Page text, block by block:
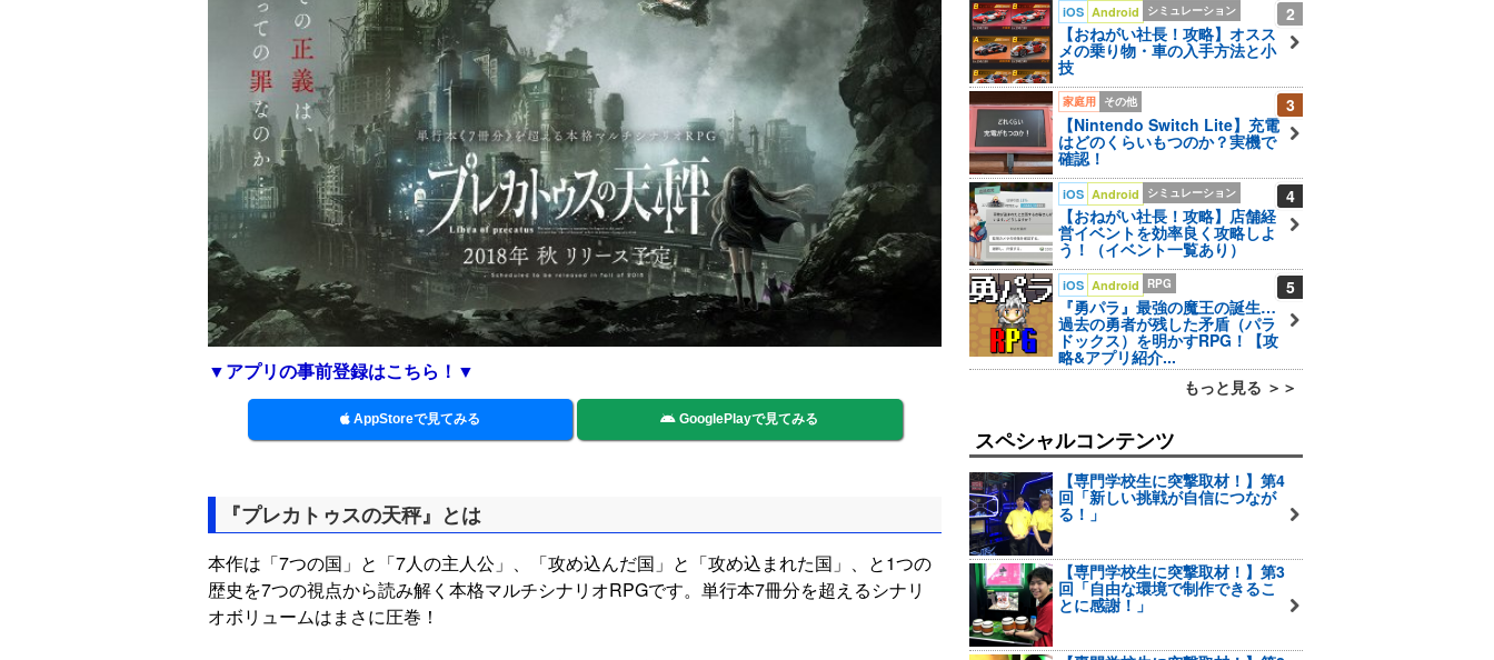
▼アプリの事前登録はこちら！▼
AppStoreで見てみる GooglePlayで見てみる
『プレカトゥスの天秤』とは
本作は「7つの国」と「7人の主人公」、「攻め込んだ国」と「攻め込まれた国」、と1つの
歴史を7つの視点から読み解く本格マルチシナリオRPGです。単行本7冊分を超えるシナリ
オボリュームはまさに圧巻！
2
iOS Android シミュレーション
【おねがい社長！攻略】オスス
メの乗り物・車の入手方法と小
技
3
家庭用 その他
【Nintendo Switch Lite】充電
はどのくらいもつのか？実機で
確認！
4
iOS Android シミュレーション
【おねがい社長！攻略】店舗経
営イベントを効率良く攻略しよ
う！（イベント一覧あり）
5
iOS Android RPG
『勇パラ』最強の魔王の誕生…
過去の勇者が残した矛盾（パラ
ドックス）を明かすRPG！【攻
略&アプリ紹介...
もっと見る ＞＞
スペシャルコンテンツ
【専門学校生に突撃取材！】第4
回「新しい挑戦が自信につなが
る！」
【専門学校生に突撃取材！】第3
回「自由な環境で制作できるこ
とに感謝！」